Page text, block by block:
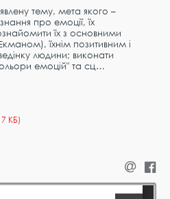
тему, мета якого –
про емоції, їх
їх з основними
їхнім позитивним і
людини; виконати
емоцій" та сц
КБ)